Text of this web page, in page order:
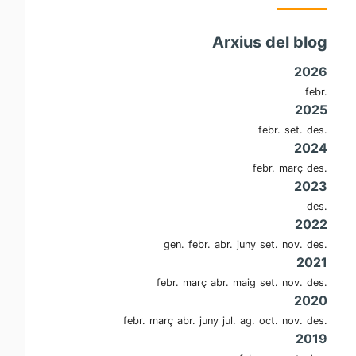
Arxius del blog
2026
febr.
2025
febr. set. des.
2024
febr. març des.
2023
des.
2022
gen. febr. abr. juny set. nov. des.
2021
febr. març abr. maig set. nov. des.
2020
febr. març abr. juny jul. ag. oct. nov. des.
2019